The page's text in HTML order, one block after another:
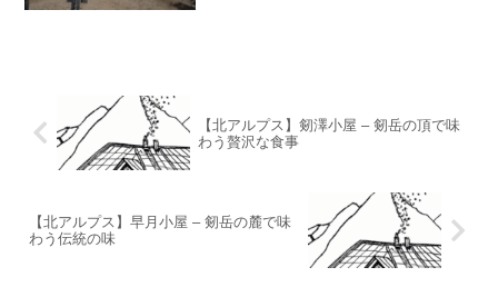
【北アルプス】剱澤小屋 – 剱岳の頂で味
わう贅沢な食事
【北アルプス】早月小屋 – 剱岳の麓で味
わう伝統の味